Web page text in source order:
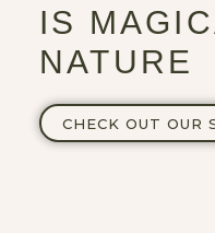
IS
NATURE
CHECK OUT OUR